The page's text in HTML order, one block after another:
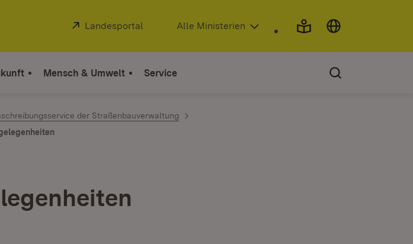
Extern:
Landesportal (Öffnet in neuem Fenster)
Alle Ministerien
Mensch & Umwelt Service
der Straßenbauverwaltung